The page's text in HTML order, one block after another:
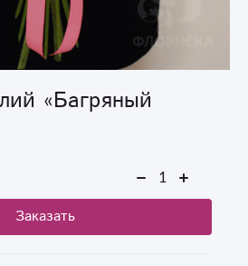
«Багряный
Заказать